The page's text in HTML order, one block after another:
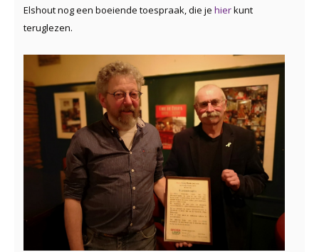
Elshout nog een boeiende toespraak, die je hierkunt
teruglezen.